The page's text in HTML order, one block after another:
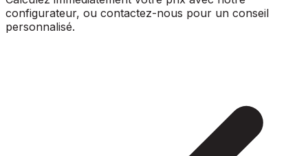
configurateur, ou contactez-nous pour un conseil
personnalisé.